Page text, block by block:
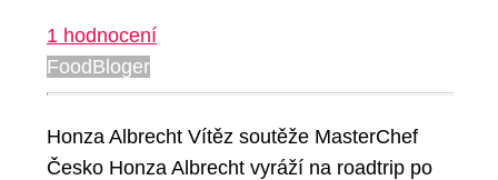
1 hodnocení
FoodBloger
Honza Albrecht Vítěz soutěže MasterChef
Česko Honza Albrecht vyráží na roadtrip po